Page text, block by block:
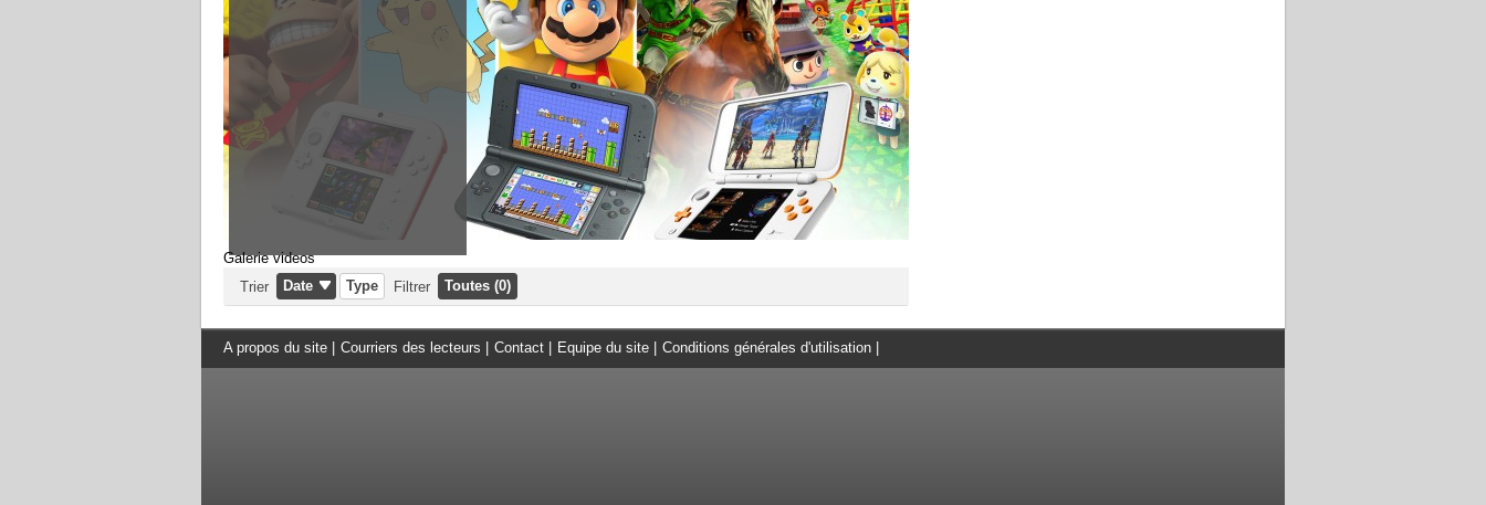
Galerie videos
Trier
Date Type Filtrer Toutes (0)
A propos du site Courriers des lecteurs Contact Equipe du site Conditions générales d'utilisation